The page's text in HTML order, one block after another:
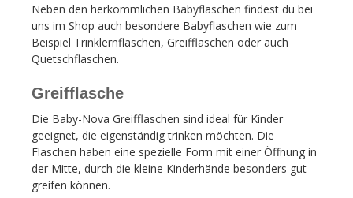
Neben den herkömmlichen Babyflaschen findest du bei
uns im Shop auch besondere Babyflaschen wie zum
Beispiel Trinklernflaschen, Greifflaschen oder auch
Quetschflaschen.
Greifflasche
Die Baby-Nova Greifflaschen sind ideal für Kinder
geeignet, die eigenständig trinken möchten. Die
Flaschen haben eine spezielle Form mit einer Öffnung in
der Mitte, durch die kleine Kinderhände besonders gut
greifen können.